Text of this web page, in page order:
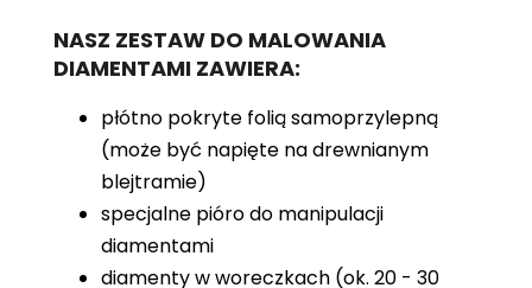
NASZ ZESTAW DO MALOWANIA
DIAMENTAMI ZAWIERA:
płótno pokryte folią samoprzylepną
(może być napięte na drewnianym
blejtramie)
specjalne pióro do manipulacji
diamentami
diamenty w woreczkach (ok. 20 - 30